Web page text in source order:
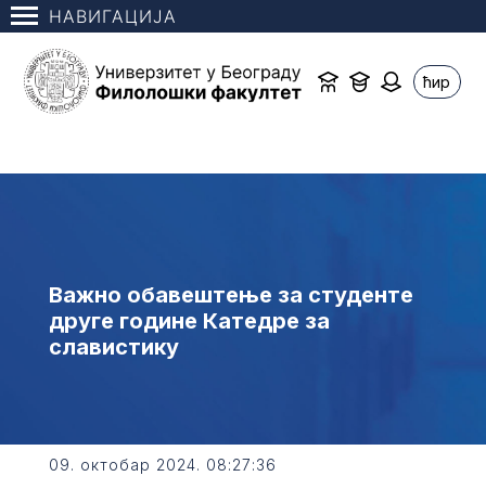
НАВИГАЦИЈА
ћир
Важно обавештење за студенте
друге године Катедре за
славистику
09. октобар 2024. 08:27:36